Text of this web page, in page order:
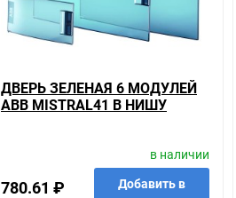
ДВЕРЬ ЗЕЛЕНАЯ 6 МОДУЛЕЙ
ABB MISTRAL41 В НИШУ
780.61 ₽
в наличии
Добавить в